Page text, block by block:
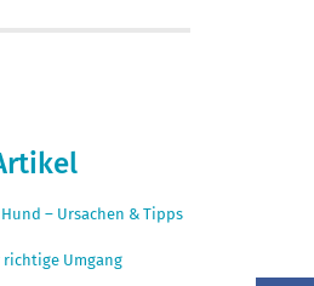
– Ursachen & Tipps
Umgang